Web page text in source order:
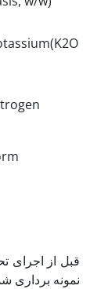
نمونه برداری